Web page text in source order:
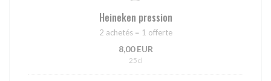
Heineken pression
2 achetés = 1 offerte
8,00 EUR
25cl